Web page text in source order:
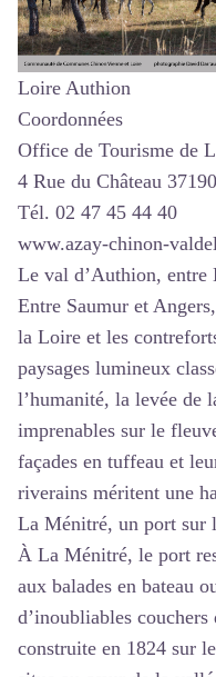
Loire Authion
Coordonnées
Office de Tourisme de
4 Rue du Château
Tél. 02 47 45 44 40
www.azay-chinon-
Le val d’Authion, entre
Entre Saumur et
la Loire et les
paysages lumineux
l’humanité, la levée de
imprenables sur le
façades en tuffeau et
riverains méritent une
La Ménitré, un port sur
À La Ménitré, le port
aux balades en bateau
d’inoubliables
construite en 1824 sur